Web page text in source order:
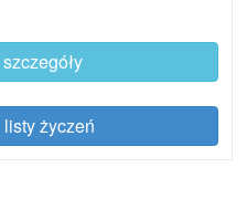
życzeń